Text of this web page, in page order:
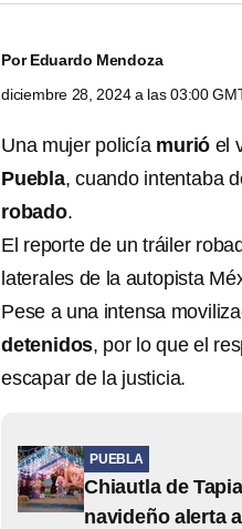
PorEduardo Mendoza
diciembre 28, 2024 a las 03:00
Una mujer policía murió el
Puebla, cuando intentaba
robado.
El reporte de un tráiler
laterales de la autopista
Pese a una intensa
detenidos, por lo que el
escapar de la justicia.
PUEBLA
Chiautla de
navideño alerta